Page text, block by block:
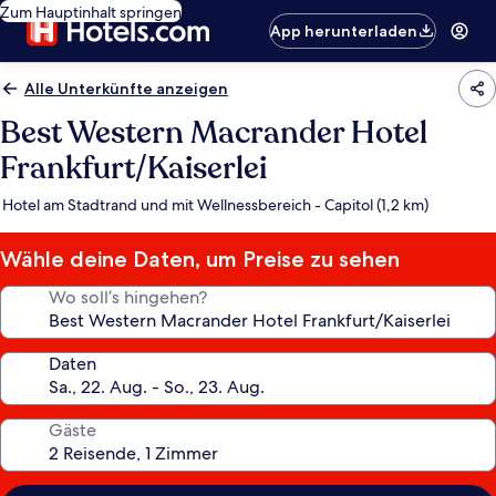
Zum Hauptinhalt springen
App herunterladen
Alle Unterkünfte anzeigen
Best Western Macrander Hotel
Frankfurt/Kaiserlei
Hotel am Stadtrand und mit Wellnessbereich - Capitol (1,2 km)
Wähle deine Daten, um Preise zu sehen
Wo soll’s hingehen?
Daten
Gäste